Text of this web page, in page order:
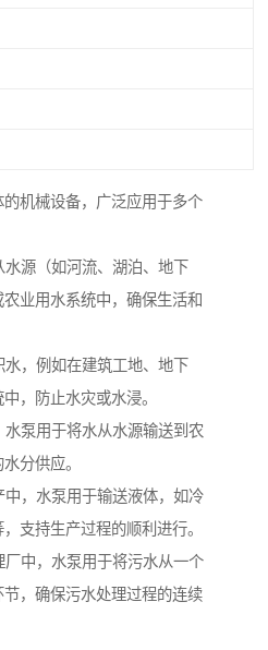
机械设备，广泛应用于多个
源（如河流、湖泊、地下
业用水系统中，确保生活和
，例如在建筑工地、地下
，防止水灾或水浸。
泵用于将水从水源输送到农
分供应。
，水泵用于输送液体，如冷
支持生产过程的顺利进行。
中，水泵用于将污水从一个
，确保污水处理过程的连续